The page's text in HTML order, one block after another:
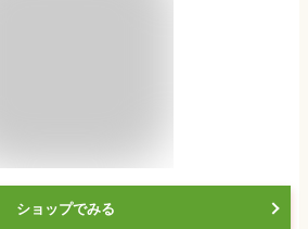
ショップでみる